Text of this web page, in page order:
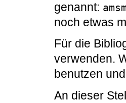
genannt:
noch etwas
Für die
verwenden.
benutzen
An dieser